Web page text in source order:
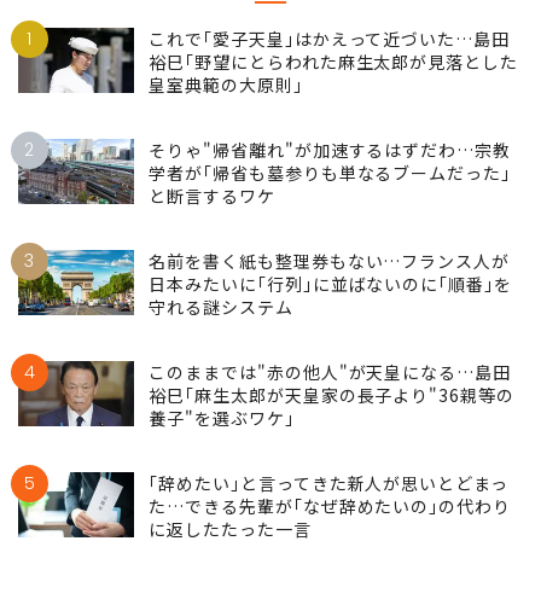
1
これで｢愛子天皇｣はかえって近づいた…島田
裕巳｢野望にとらわれた麻生太郎が見落とした
皇室典範の大原則｣
2
そりゃ"帰省離れ"が加速するはずだわ…宗教
学者が｢帰省も墓参りも単なるブームだった｣
と断言するワケ
3
名前を書く紙も整理券もない…フランス人が
日本みたいに｢行列｣に並ばないのに｢順番｣を
守れる謎システム
4
このままでは"赤の他人"が天皇になる…島田
裕巳｢麻生太郎が天皇家の長子より"36親等の
養子"を選ぶワケ｣
5
｢辞めたい｣と言ってきた新人が思いとどまっ
た…できる先輩が｢なぜ辞めたいの｣の代わり
に返したたった一言